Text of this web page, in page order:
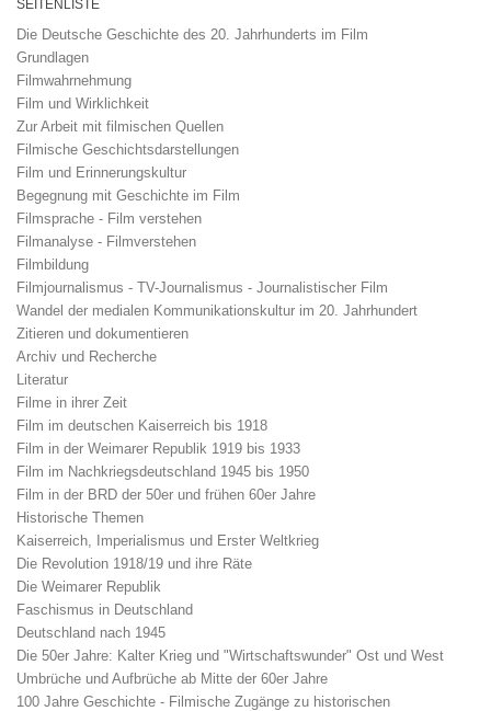
SEITENLISTE
Die Deutsche Geschichte des 20. Jahrhunderts im Film
Grundlagen
Filmwahrnehmung
Film und Wirklichkeit
Zur Arbeit mit filmischen Quellen
Filmische Geschichtsdarstellungen
Film und Erinnerungskultur
Begegnung mit Geschichte im Film
Filmsprache - Film verstehen
Filmanalyse - Filmverstehen
Filmbildung
Filmjournalismus - TV-Journalismus - Journalistischer Film
Wandel der medialen Kommunikationskultur im 20. Jahrhundert
Zitieren und dokumentieren
Archiv und Recherche
Literatur
Filme in ihrer Zeit
Film im deutschen Kaiserreich bis 1918
Film in der Weimarer Republik 1919 bis 1933
Film im Nachkriegsdeutschland 1945 bis 1950
Film in der BRD der 50er und frühen 60er Jahre
Historische Themen
Kaiserreich, Imperialismus und Erster Weltkrieg
Die Revolution 1918/19 und ihre Räte
Die Weimarer Republik
Faschismus in Deutschland
Deutschland nach 1945
Die 50er Jahre: Kalter Krieg und "Wirtschaftswunder" Ost und West
Umbrüche und Aufbrüche ab Mitte der 60er Jahre
100 Jahre Geschichte - Filmische Zugänge zu historischen